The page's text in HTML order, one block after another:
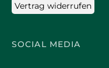
Vertrag widerrufen
SOCIAL MEDIA